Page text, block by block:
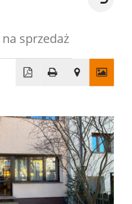
firmie
Oferty
Domy
Dzialki
sprzedaż